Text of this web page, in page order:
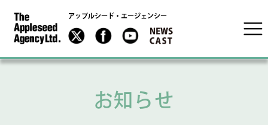
アップルシード・エージェンシー
お知らせ